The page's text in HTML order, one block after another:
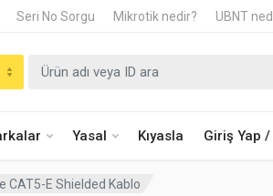
Seri No Sorgu Mikrotik nedir? UBNT
Yasal Kıyasla Giriş Yap /
CAT5-E Shielded Kablo